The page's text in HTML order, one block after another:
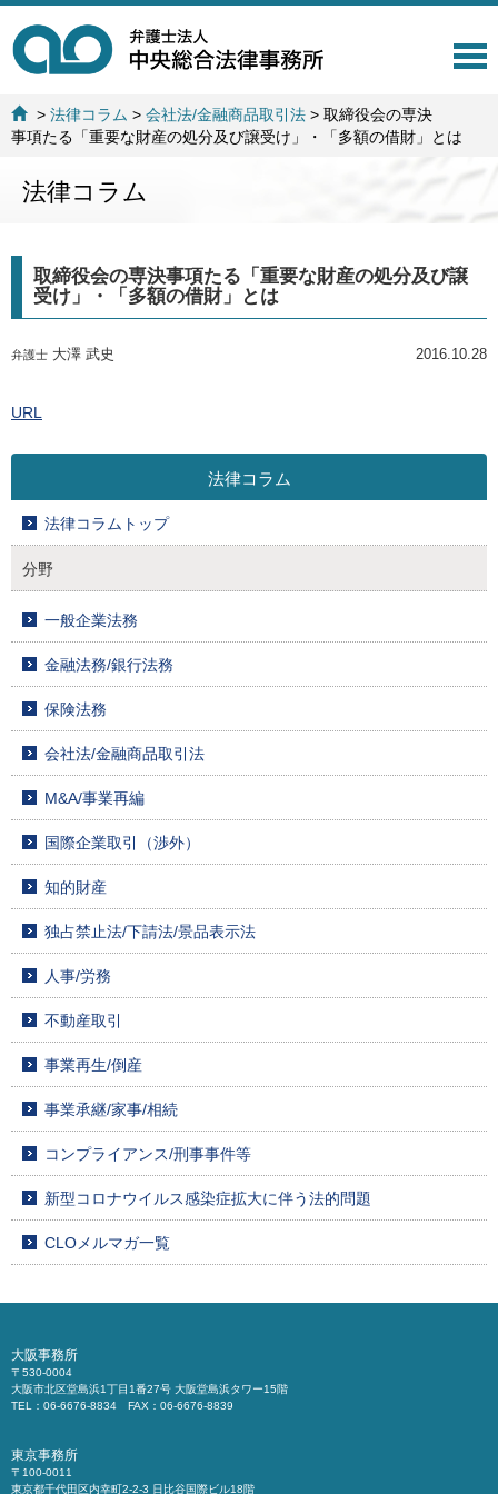
T
t
o
>法律コラム >会社法/金融商品取引法 >取締役会の専決
事項たる「重要な財産の処分及び譲受け」・「多額の借財」とは
法律コラム
取締役会の専決事項たる「重要な財産の処分及び譲
受け」・「多額の借財」とは
弁護士 大澤 武史 2016.10.28
URL
法律コラム
法律コラムトップ
分野
一般企業法務
金融法務/銀行法務
保険法務
会社法/金融商品取引法
M&A/事業再編
国際企業取引（渉外）
知的財産
独占禁止法/下請法/景品表示法
人事/労務
不動産取引
事業再生/倒産
事業承継/家事/相続
コンプライアンス/刑事事件等
新型コロナウイルス感染症拡大に伴う法的問題
CLOメルマガ一覧
大阪事務所
〒530-0004
大阪市北区堂島浜1丁目1番27号 大阪堂島浜タワー15階
TEL：06-6676-8834 FAX：06-6676-8839
東京事務所
〒100-0011
東京都千代田区内幸町2-2-3 日比谷国際ビル18階